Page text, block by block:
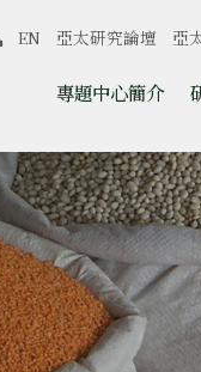
跳至中央區塊/
:::
專題中心簡介
網站導覽
EN 亞太研究論壇 亞